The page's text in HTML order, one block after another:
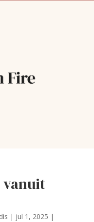
vanuit
| jul 1, 2025 |